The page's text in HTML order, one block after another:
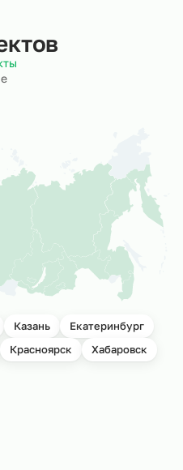
Казань
Екатеринбург
Красноярск
Хабаровск